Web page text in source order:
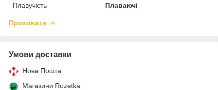
Плавучість
Плаваючі
Приховати
Умови доставки
Нова Пошта
Магазини Rozetka